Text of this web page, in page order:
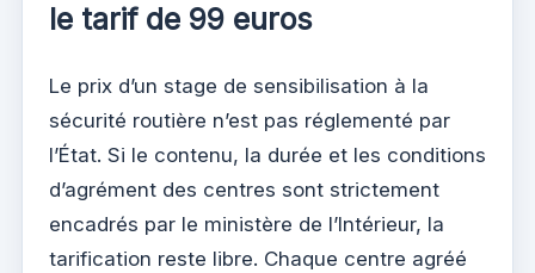
le tarif de 99 euros
Le prix d’un stage de sensibilisation à la
sécurité routière n’est pas réglementé par
l’État. Si le contenu, la durée et les conditions
d’agrément des centres sont strictement
encadrés par le ministère de l’Intérieur, la
tarification reste libre. Chaque centre agréé